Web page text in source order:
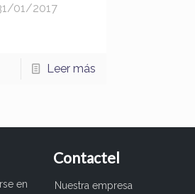
01/2017
Leer más
en
Contactel
Nuestra empresa